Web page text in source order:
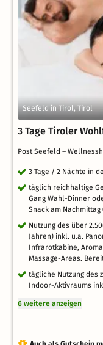
Seefeld in Tirol, Tirol
3 Tage Tiroler
Post Seefeld –
3 Tage / 2 Nächte in
täglich reichhaltige
Gang Wahl-Dinner
Snack am
Nutzung des über
Jahren) inkl. u.a.
Infrarotkabine,
Massage-Areas.
tägliche Nutzung des
Indoor-Aktivraums
6 weitere anzeigen